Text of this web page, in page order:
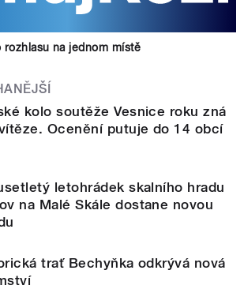
rozhlasu na jednom místě
kolo soutěže Vesnice roku zná
Ocenění putuje do 14 obcí
letohrádek skalního hradu
na Malé Skále dostane novou
trať Bechyňka odkrývá nová